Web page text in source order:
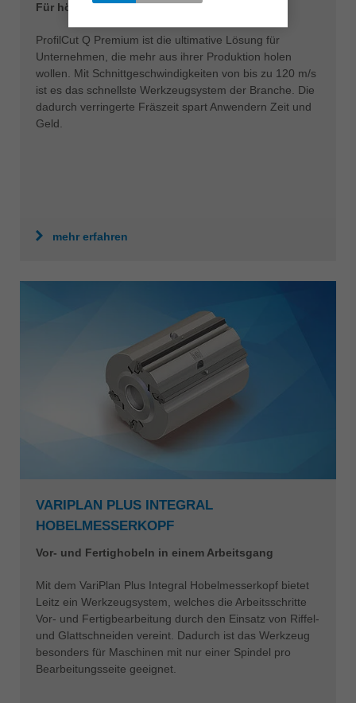
Für höchste Performance und Schnittqualität
ProfilCut Q Premium ist die ultimative Lösung für
Unternehmen, die mehr aus ihrer Produktion holen
wollen. Mit Schnittgeschwindigkeiten von bis zu 120 m/s
ist es das schnellste Werkzeugsystem der Branche. Die
dadurch verringerte Fräszeit spart Anwendern Zeit und
Geld.
mehr erfahren
VARIPLAN PLUS INTEGRAL
HOBELMESSERKOPF
Vor- und Fertighobeln in einem Arbeitsgang
Mit dem VariPlan Plus Integral Hobelmesserkopf bietet
Leitz ein Werkzeugsystem, welches die Arbeitsschritte
Vor- und Fertigbearbeitung durch den Einsatz von Riffel-
und Glattschneiden vereint. Dadurch ist das Werkzeug
besonders für Maschinen mit nur einer Spindel pro
Bearbeitungsseite geeignet.